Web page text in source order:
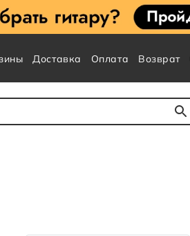
Доставка Оплата Возврат